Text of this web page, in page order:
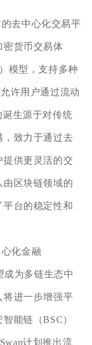
去中心化交易平
密货币交易体
模型，支持多种
许用户通过流动
诞生源于对传统
，致力于通过去
提供更灵活的交
区块链领域的
平台的稳定性和
化金融
成为多链生态中
将进一步增强平
能链（BSC）
计划推出流